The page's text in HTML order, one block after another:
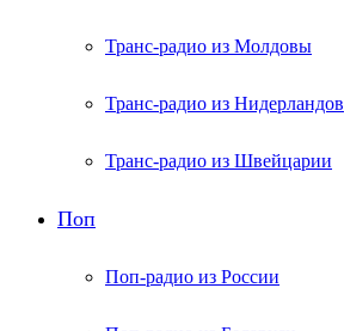
Транс-радио из Молдовы
Транс-радио из Нидерландов
Транс-радио из Швейцарии
Поп
Поп-радио из России